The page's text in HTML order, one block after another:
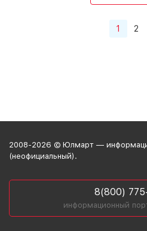
1 2
2008-2026 © Юлмарт —
(неофициальный).
8(800)
информационный